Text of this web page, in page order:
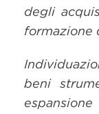
degli
formazione
beni